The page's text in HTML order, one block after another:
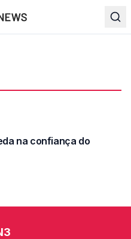
na confiança do